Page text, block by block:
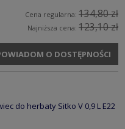
Cena regularna: 134,80 zł
Najniższa cena: 123,10 zł
O DOSTĘPNOŚCI
do herbaty Sitko V 0,9 L E22